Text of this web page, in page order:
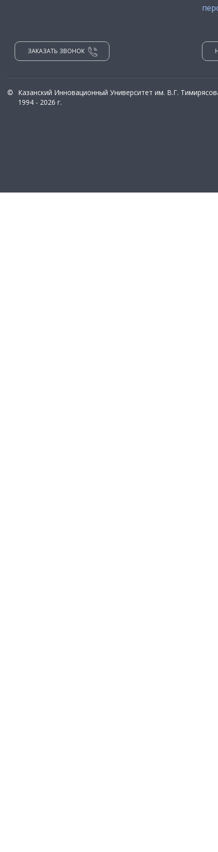
ЗАКАЗАТЬ ЗВОНОК
©
Казанский Инновационный Университет им. В.Г.
1994 - 2026 г.